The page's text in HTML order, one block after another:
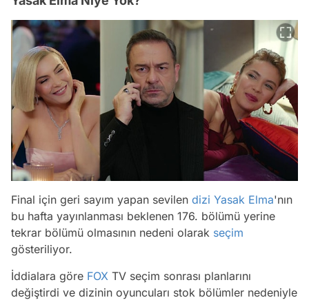
Final için geri sayım yapan sevilen dizi Yasak Elma'nın
bu hafta yayınlanması beklenen 176. bölümü yerine
tekrar bölümü olmasının nedeni olarak seçim
gösteriliyor.
İddialara göre FOX TV seçim sonrası planlarını
değiştirdi ve dizinin oyuncuları stok bölümler nedeniyle